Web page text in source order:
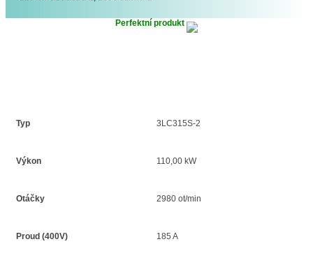
Perfektní produkt
Typ 3LC315S-2
Výkon 110,00 kW
Otáčky 2980 ot/min
Proud (400V) 185 A